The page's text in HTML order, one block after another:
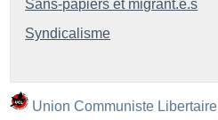
Sans-papiers et migrant.e.s
Syndicalisme
Union Communiste Libertaire